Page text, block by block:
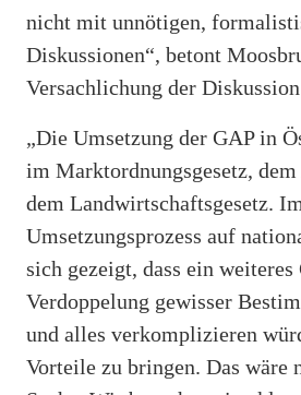
nicht mit unnötigen,
Diskussionen“, betont
Versachlichung der
„Die Umsetzung der GAP in
im Marktordnungsgesetz,
dem Landwirtschaftsgesetz.
Umsetzungsprozess auf
sich gezeigt, dass ein weiteres
Verdoppelung gewisser
und alles verkomplizieren
Vorteile zu bringen. Das wäre